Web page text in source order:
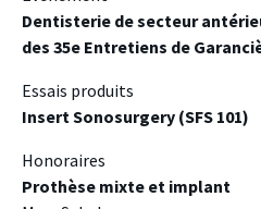
Dentisterie de secteur
des 35e Entretiens de
Essais produits
Insert Sonosurgery (SFS 101)
Honoraires
Prothèse mixte et implant